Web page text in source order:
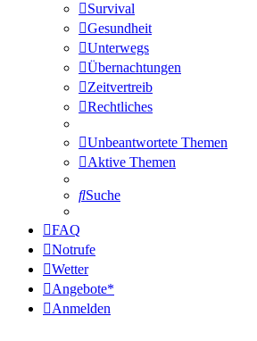
Survival
Gesundheit
Unterwegs
Übernachtungen
Zeitvertreib
Rechtliches
Unbeantwortete Themen
Aktive Themen
Suche
FAQ
Notrufe
Wetter
Angebote*
Anmelden